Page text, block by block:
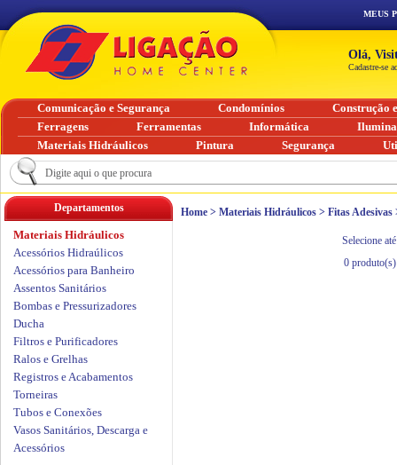
Home > Materiais Hidráulicos > Fitas Adesivas
Selecione
0produto(s)
Departamentos
Materiais Hidráulicos
Acessórios Hidraúlicos
Acessórios para Banheiro
Assentos Sanitários
Bombas e Pressurizadores
Ducha
Filtros e Purificadores
Ralos e Grelhas
Registros e Acabamentos
Torneiras
Tubos e Conexões
Vasos Sanitários, Descarga e
Acessórios
MEUS
Olá,
Cadastre-se
Comunicação e Segurança Condomínios
Construção
Ferragens
Ferramentas Informática
Materiais Hidráulicos
Pintura Segurança